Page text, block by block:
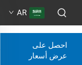
AR
احصل على
عرض أسعار